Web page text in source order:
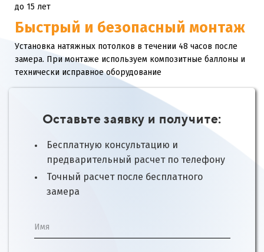
до 15 лет
Быстрый и безопасный монтаж
Установка натяжных потолков в течении 48 часов после
замера. При монтаже используем композитные баллоны и
технически исправное оборудование
Оставьте заявку и получите:
Бесплатную консультацию и
предварительный расчет по телефону
Точный расчет после бесплатного
замера
Имя